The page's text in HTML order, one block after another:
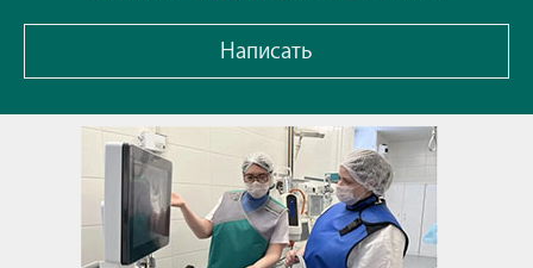
Написать